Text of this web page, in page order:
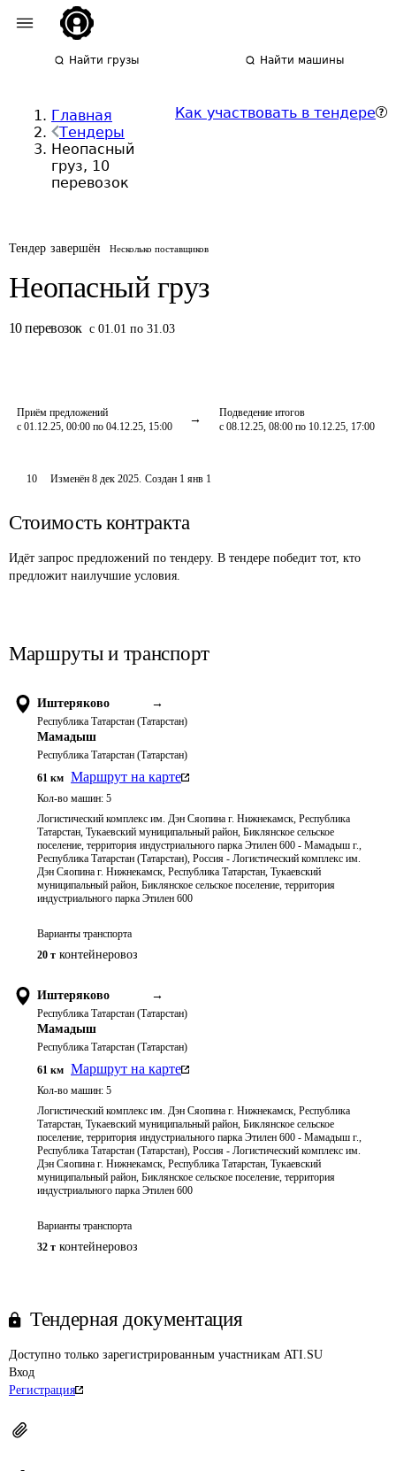
Найти грузы Найти машины
Главная
Тендеры
Неопасный
груз, 10
перевозок
Как участвовать в тендере
Тендер завершён Несколько поставщиков
Неопасный груз
10 перевозок с 01.01 по 31.03
Приём предложений
с 01.12.25, 00:00 по 04.12.25, 15:00
Подведение итогов
с 08.12.25, 08:00 по 10.12.25, 17:00
10 Изменён8 дек 2025. Создан 1 янв 1
Стоимость контракта
Идёт запрос предложений по тендеру. В тендере победит тот, кто
предложит наилучшие условия.
Маршруты и транспорт
Иштеряково →
Республика Татарстан (Татарстан)
Мамадыш
Республика Татарстан (Татарстан)
61 км Маршрут на карте
Кол-во машин: 5
Логистический комплекс им. Дэн Сяопина г. Нижнекамск, Республика
Татарстан, Тукаевский муниципальный район, Биклянское сельское
поселение, территория индустриального парка Этилен 600 - Мамадыш г.,
Республика Татарстан (Татарстан), Россия - Логистический комплекс им.
Дэн Сяопина г. Нижнекамск, Республика Татарстан, Тукаевский
муниципальный район, Биклянское сельское поселение, территория
индустриального парка Этилен 600
Варианты транспорта
20 т контейнеровоз
Иштеряково →
Республика Татарстан (Татарстан)
Мамадыш
Республика Татарстан (Татарстан)
61 км Маршрут на карте
Кол-во машин: 5
Логистический комплекс им. Дэн Сяопина г. Нижнекамск, Республика
Татарстан, Тукаевский муниципальный район, Биклянское сельское
поселение, территория индустриального парка Этилен 600 - Мамадыш г.,
Республика Татарстан (Татарстан), Россия - Логистический комплекс им.
Дэн Сяопина г. Нижнекамск, Республика Татарстан, Тукаевский
муниципальный район, Биклянское сельское поселение, территория
индустриального парка Этилен 600
Варианты транспорта
32 т контейнеровоз
Тендерная документация
Доступно только зарегистрированным участникам ATI.SU
Вход
Регистрация